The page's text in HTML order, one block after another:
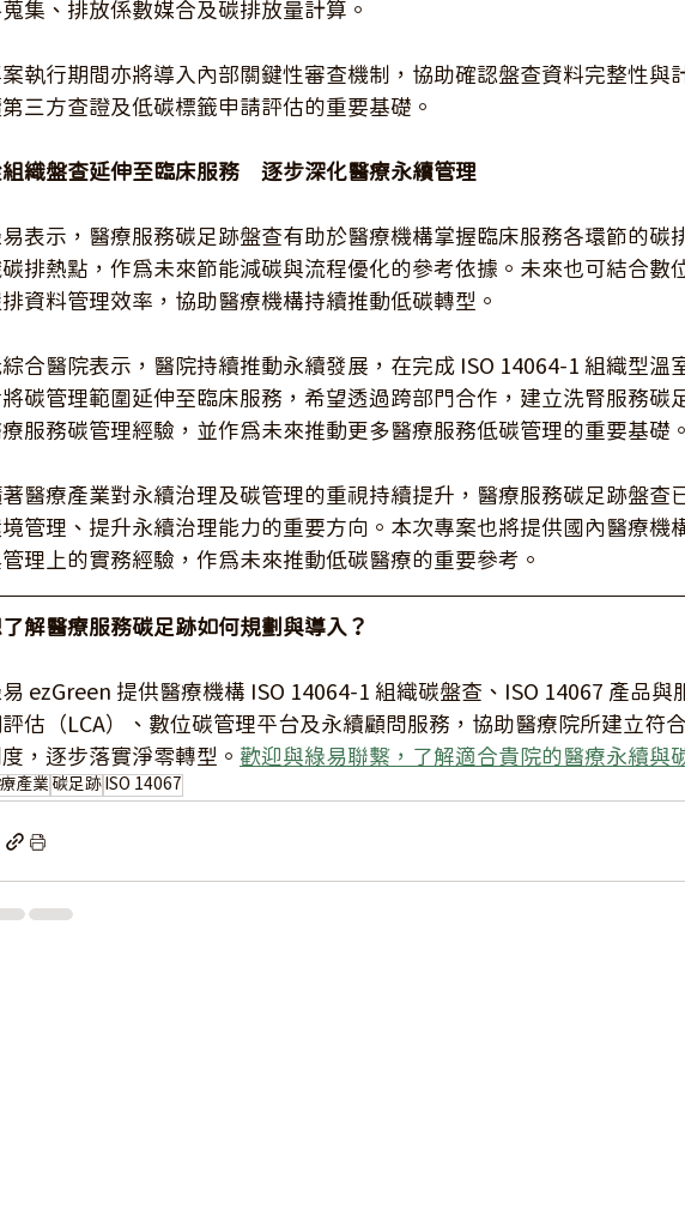
集、排放係數媒合及碳排放量計算。
執行期間亦將導入內部關鍵性審查機制，協助確認盤查資料完整性與
三方查證及低碳標籤申請評估的重要基礎。
織盤查延伸至臨床服務　逐步深化醫療永續管理
表示，醫療服務碳足跡盤查有助於醫療機構掌握臨床服務各環節的碳
排熱點，作為未來節能減碳與流程優化的參考依據。未來也可結合數
資料管理效率，協助醫療機構持續推動低碳轉型。
綜合醫院表示，醫院持續推動永續發展，在完成 ISO 14064-1 組織型溫
碳管理範圍延伸至臨床服務，希望透過跨部門合作，建立洗腎服務碳
服務碳管理經驗，並作為未來推動更多醫療服務低碳管理的重要基礎。
著醫療產業對永續治理及碳管理的重視持續提升，醫療服務碳足跡盤查
管理、提升永續治理能力的重要方向。本次專案也將提供國內醫療機
理上的實務經驗，作為未來推動低碳醫療的重要參考。
解醫療服務碳足跡如何規劃與導入？
ezGreen 提供醫療機構 ISO 14064-1 組織碳盤查、ISO 14067 產品與
估（LCA）、數位碳管理平台及永續顧問服務，協助醫療院所建立符
，逐步落實淨零轉型。 歡迎與綠易聯繫，了解適合貴院的醫療永續與
產業 碳足跡 ISO 14067